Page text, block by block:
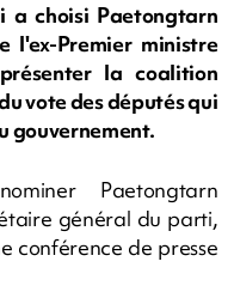
a choisi Paetongtarn
l'ex-Premier ministre
la coalition
vote des députés qui
gouvernement.
Paetongtarn
général du parti,
conférence de presse